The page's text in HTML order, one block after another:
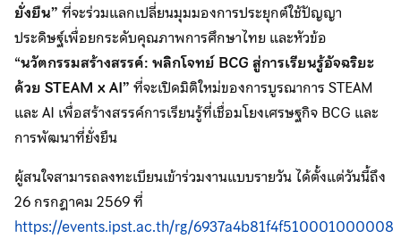
ยั่งยืน”ที่จะร่วมแลกเปลี่ยนมุมมองการประยุกต์ใช้ปัญญา
ประดิษฐ์เพื่อยกระดับคุณภาพการศึกษาไทย และหัวข้อ
“นวัตกรรมสร้างสรรค์: พลิกโจทย์ BCG สู่การเรียนรู้อัจฉริยะ
ด้วย STEAM x AI”ที่จะเปิดมิติใหม่ของการบูรณาการ STEAM
และ AI เพื่อสร้างสรรค์การเรียนรู้ที่เชื่อมโยงเศรษฐกิจ BCG และ
การพัฒนาที่ยั่งยืน
ผู้สนใจสามารถลงทะเบียนเข้าร่วมงานแบบรายวัน ได้ตั้งแต่วันนี้ถึง
26 กรกฎาคม 2569 ที่
https://events.ipst.ac.th/rg/6937a4b81f4f510001000008